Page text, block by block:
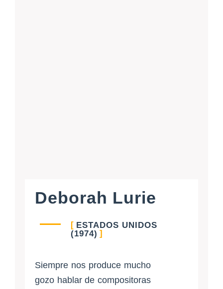
Deborah Lurie
ESTADOS UNIDOS
(1974)
Siempre nos produce mucho
gozo hablar de compositoras